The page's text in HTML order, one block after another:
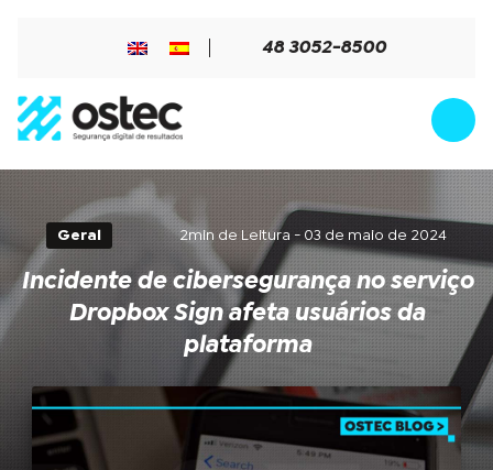
48 3052-8500
Geral 2min de Leitura - 03 de maio de 2024
Incidente de cibersegurança no serviço
Dropbox Sign afeta usuários da
plataforma